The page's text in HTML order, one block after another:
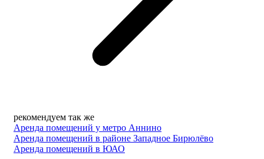
рекомендуем так же
Аренда помещений у метро Аннино
Аренда помещений в районе Западное Бирюлёво
Аренда помещений в ЮАО